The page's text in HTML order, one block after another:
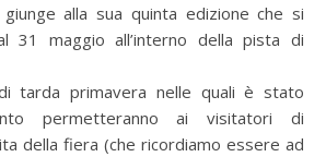
alla sua quinta edizione che si
31 maggio all’interno della pista di
tarda primavera nelle quali è stato
permetteranno ai visitatori di
della fiera (che ricordiamo essere ad